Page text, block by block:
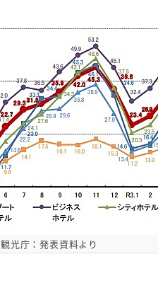
観光庁：発表資料より